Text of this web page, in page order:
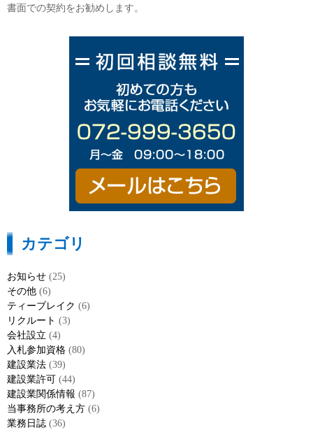
書面での契約をお勧めします。
カテゴリ
お知らせ (25)
その他 (6)
ティーブレイク (6)
リクルート (3)
会社設立 (4)
入札参加資格 (80)
建設業法 (39)
建設業許可 (44)
建設業関係情報 (87)
当事務所の考え方 (6)
業務日誌 (36)